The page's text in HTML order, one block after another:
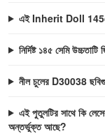
এই Inherit Doll
নির্দিষ্ট ১৪৫ সেমি
নীল চুলের D30038
এই পুতুলটির সাথে কি
অন্তর্ভুক্ত আছে?